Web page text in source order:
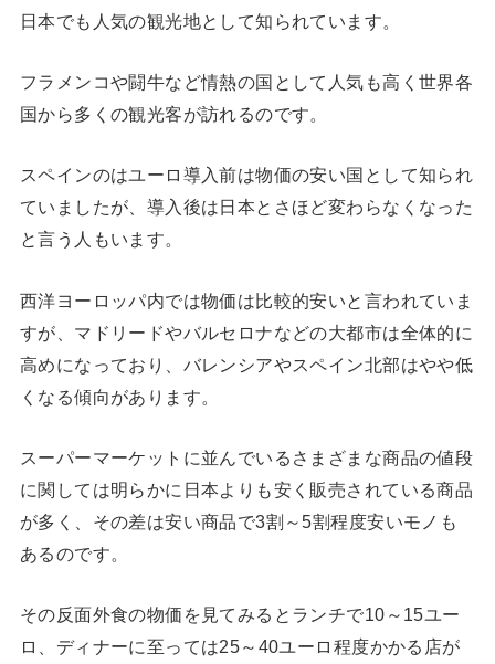
日本でも人気の観光地として知られています。
フラメンコや闘牛など情熱の国として人気も高く世界各
国から多くの観光客が訪れるのです。
スペインのはユーロ導入前は物価の安い国として知られ
ていましたが、導入後は日本とさほど変わらなくなった
と言う人もいます。
西洋ヨーロッパ内では物価は比較的安いと言われていま
すが、マドリードやバルセロナなどの大都市は全体的に
高めになっており、バレンシアやスペイン北部はやや低
くなる傾向があります。
スーパーマーケットに並んでいるさまざまな商品の値段
に関しては明らかに日本よりも安く販売されている商品
が多く、その差は安い商品で3割～5割程度安いモノも
あるのです。
その反面外食の物価を見てみるとランチで10～15ユー
ロ、ディナーに至っては25～40ユーロ程度かかる店が